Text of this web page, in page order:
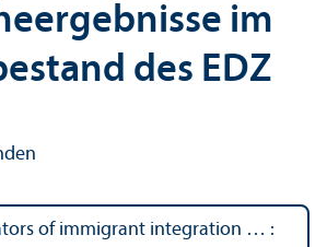
im
des EDZ
of immigrant integration … :